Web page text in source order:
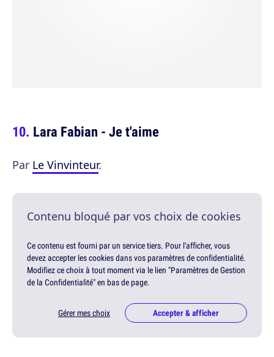
Lara Fabian - Je t'aime
Par Le Vinvinteur.
Contenu bloqué par vos choix de cookies
Ce contenu est fourni par un service tiers. Pour l'afficher, vous
devez accepter les cookies dans vos paramètres de confidentialité.
Modifiez ce choix à tout moment via le lien "Paramètres de Gestion
de la Confidentialité" en bas de page.
Gérer mes choix Accepter & afficher